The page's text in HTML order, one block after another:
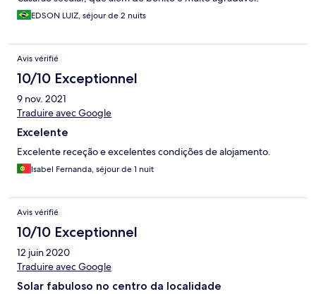
EDSON LUIZ, séjour de 2 nuits
Avis vérifié
10/10 Exceptionnel
9 nov. 2021
Traduire avec Google
Excelente
Excelente receção e excelentes condições de alojamento.
Isabel Fernanda, séjour de 1 nuit
Avis vérifié
10/10 Exceptionnel
12 juin 2020
Traduire avec Google
Solar fabuloso no centro da localidade